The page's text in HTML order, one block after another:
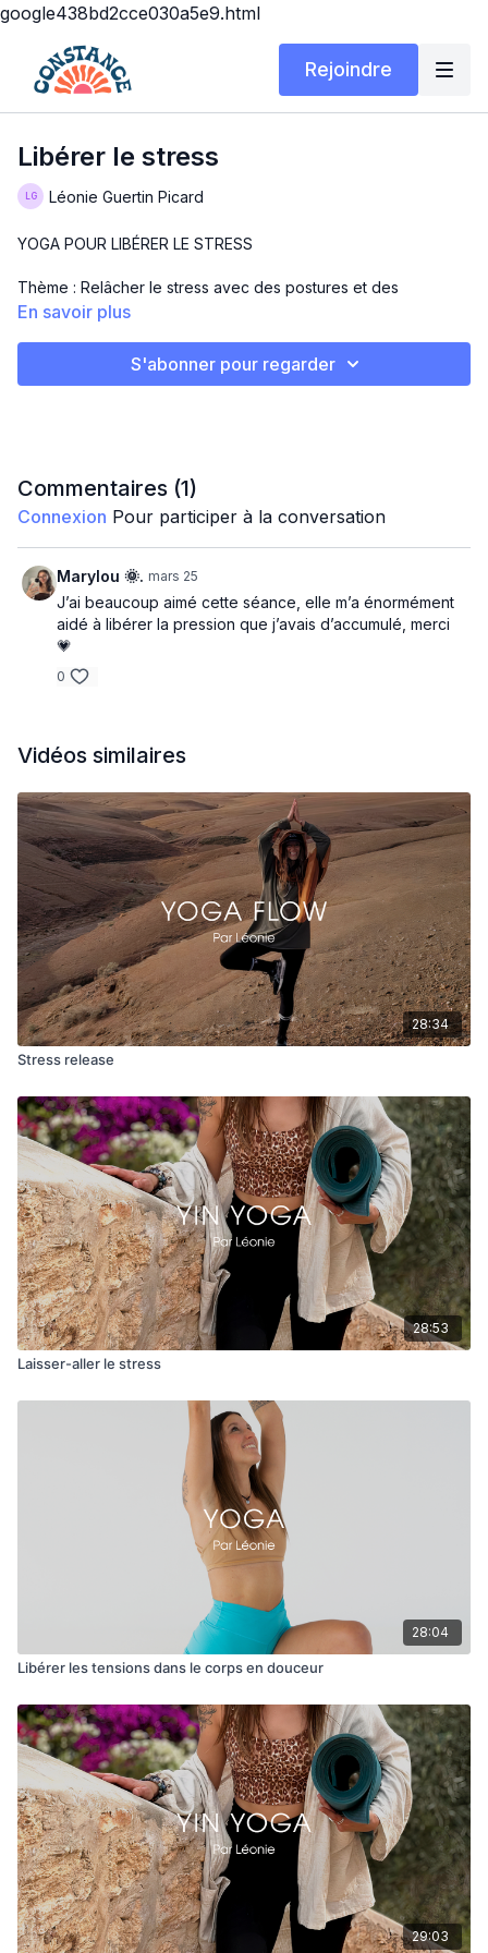
google438bd2cce030a5e9.html
Rejoindre
Libérer le stress
Léonie Guertin Picard
YOGA POUR LIBÉRER LE STRESS
Thème : Relâcher le stress avec des postures et des
techniques de respiration
Léonie
En savoir plus
S'abonner pour regarder
Commentaires (1)
Connexion Pour participer à la conversation
Marylou 🌞. mars 25
J’ai beaucoup aimé cette séance, elle m’a énormément
aidé à libérer la pression que j’avais d’accumulé, merci
💗
0
Vidéos similaires
28:34
Stress release
28:53
Laisser-aller le stress
28:04
Libérer les tensions dans le corps en douceur
29:03